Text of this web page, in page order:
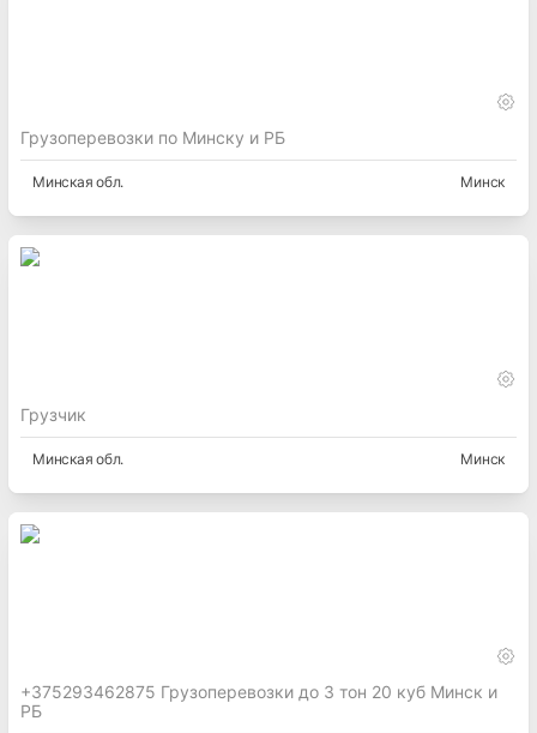
Грузоперевозки по Минску и РБ
Минская обл. Минск
Грузчик
Минская обл. Минск
+375293462875 Грузоперевозки до 3 тон 20 куб Минск и
РБ